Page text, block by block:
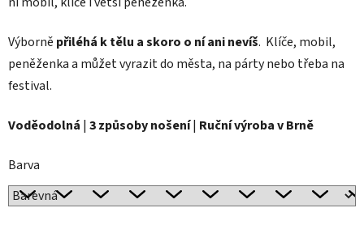
Výborně přiléhá k tělu a skoro o ní ani nevíš. Klíče, mobil,
peněženka a můžet vyrazit do města, na párty nebo třeba na
festival.
Voděodolná | 3 způsoby nošení| Ruční výroba v Brně
Barva